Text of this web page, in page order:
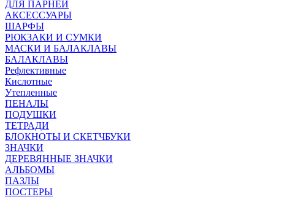
ДЛЯ ПАРНЕЙ
АКСЕССУАРЫ
ШАРФЫ
РЮКЗАКИ И СУМКИ
МАСКИ И БАЛАКЛАВЫ
БАЛАКЛАВЫ
Рефлективные
Кислотные
Утепленные
ПЕНАЛЫ
ПОДУШКИ
ТЕТРАДИ
БЛОКНОТЫ И СКЕТЧБУКИ
ЗНАЧКИ
ДЕРЕВЯННЫЕ ЗНАЧКИ
АЛЬБОМЫ
ПАЗЛЫ
ПОСТЕРЫ